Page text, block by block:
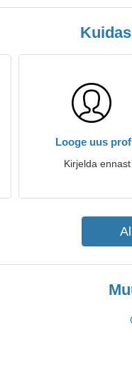
Looge uus
Kirjelda ennast